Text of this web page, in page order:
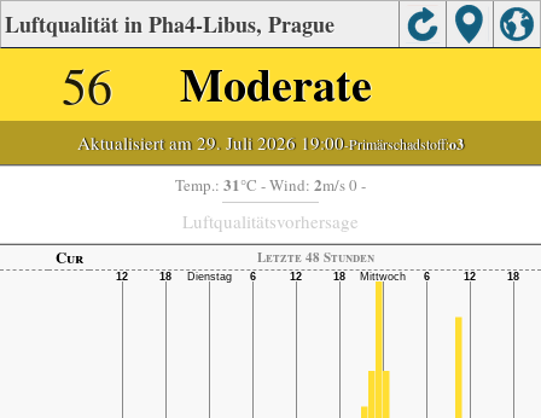
Luftqualität in Pha4-Libus, Prague
56 Moderate
Aktualisiert am 29. Juli 2026 19:00-Primärschadstoff:o3
Temp.: 31°C - Wind: 2m/s 0 -
Luftqualitätsvorhersage
Cur Letzte 48 Stunden